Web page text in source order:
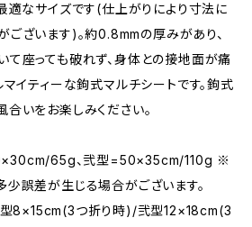
適なサイズです(仕上がりにより寸法に
ざいます)。約0.8mmの厚みがあり、
座っても破れず、身体との接地面が痛
マイティーな鉤式マルチシートです。鉤式
いをお楽しみください。
65g、弐型=50×35cm/110g ※
誤差が生じる場合がございます。
型8×15cm(3つ折り時)/弐型12×18cm(3